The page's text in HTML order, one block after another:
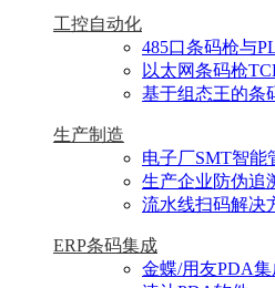
工控自动化
485口条码枪与
以太网条码枪
基于组态王的条
生产制造
电子厂SMT智能
生产企业防伪追
流水线扫码解决
ERP条码集成
金蝶/用友PDA集